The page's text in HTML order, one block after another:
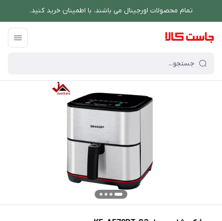
تمام محصولات اورجینال می باشند، با اطمینان خرید کنید.
فروشگاه اینترنتی جاست کالا